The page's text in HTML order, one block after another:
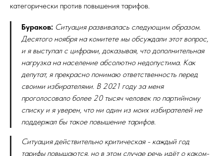
категорически против повышения тарифов.
Бураков: Ситуация развивалась следующим образом.
Десятого ноября на комитете мы обсуждали этот вопрос,
и я выступал с цифрами, доказывая, что дополнительная
нагрузка на население абсолютно недопустима. Как
депутат, я прекрасно понимаю ответственность перед
своими избирателями. В 2021 году за меня
проголосовало более 20 тысяч человек по партийному
списку и я уверен, что ни один из моих избирателей не
поддержал бы такое повышение тарифов.
Ситуация действительно критическая - каждый год
тарифы повышаются, но в этом случае речь идёт о каком-